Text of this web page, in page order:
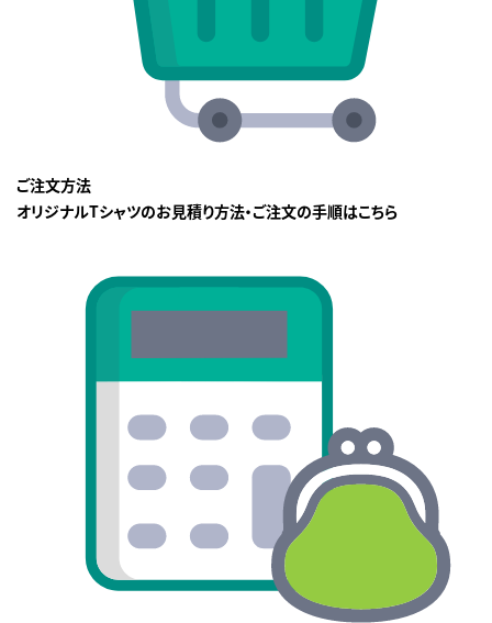
ご注文方法
オリジナルTシャツのお見積り方法・ご注文の手順はこちら